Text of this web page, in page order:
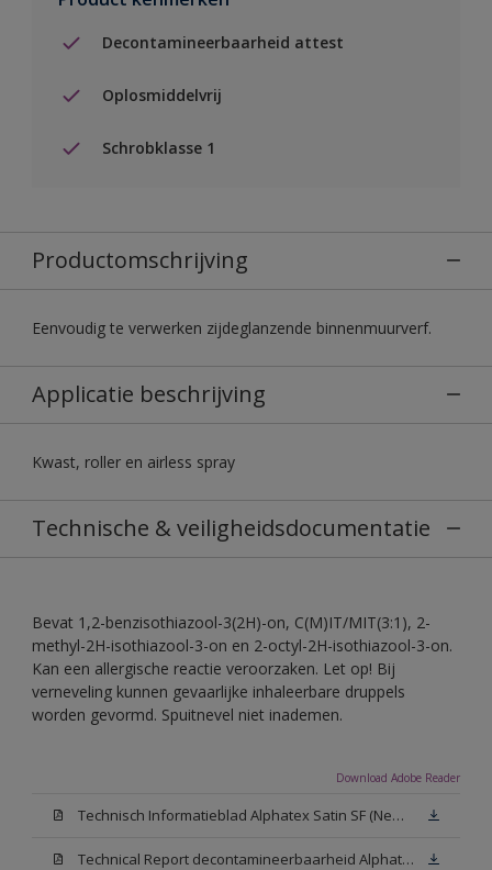
Decontamineerbaarheid attest
Oplosmiddelvrij
Schrobklasse 1
Productomschrijving
Eenvoudig te verwerken zijdeglanzende binnenmuurverf.
Applicatie beschrijving
Kwast, roller en airless spray
Technische & veiligheidsdocumentatie
Bevat 1,2-benzisothiazool-3(2H)-on, C(M)IT/MIT(3:1), 2-
methyl-2H-isothiazool-3-on en 2-octyl-2H-isothiazool-3-on.
Kan een allergische reactie veroorzaken. Let op! Bij
verneveling kunnen gevaarlijke inhaleerbare druppels
worden gevormd. Spuitnevel niet inademen.
Download Adobe Reader
Technisch Informatieblad Alphatex Satin SF (New Livery) (PDF)
Technical Report decontamineerbaarheid Alphatex Satin SF